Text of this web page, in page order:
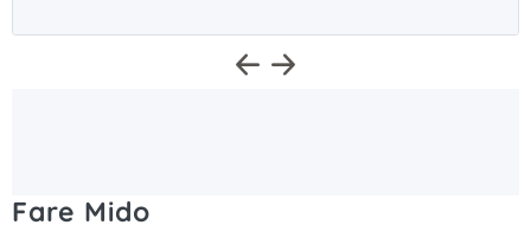
Fare Mido